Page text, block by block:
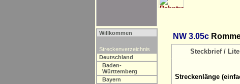
Willkommen
Streckenverzeichnis
Deutschland
Baden-
Württemberg
Bayern
NW 3.05c
Steckbrief /
Streckenlänge